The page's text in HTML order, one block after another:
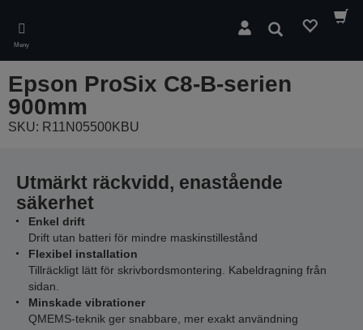
main
content
Meny
Sök
Epson ProSix C8-B-serien
900mm
SKU: R11N05500KBU
Utmärkt räckvidd, enastående
säkerhet
Enkel drift
Drift utan batteri för mindre maskinstillestånd
Flexibel installation
Tillräckligt lätt för skrivbordsmontering. Kabeldragning från
sidan.
Minskade vibrationer
QMEMS-teknik ger snabbare, mer exakt användning